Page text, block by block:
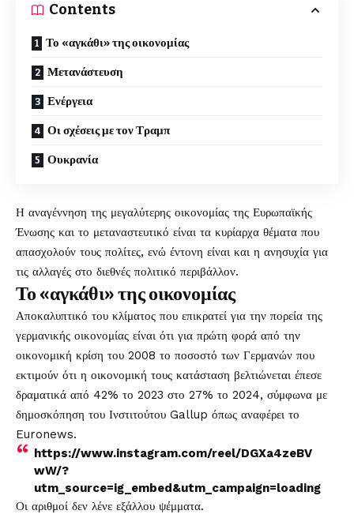
Contents
Το «αγκάθι» της οικονομίας
Μετανάστευση
Ενέργεια
Οι σχέσεις με τον Τραμπ
Ουκρανία
Η αναγέννηση της μεγαλύτερης οικονομίας της Ευρωπαϊκής
Ένωσης και το μεταναστευτικό είναι τα κυρίαρχα θέματα που
απασχολούν τους πολίτες, ενώ έντονη είναι και η ανησυχία για
τις αλλαγές στο διεθνές πολιτικό περιβάλλον.
Το «αγκάθι» της οικονομίας
Αποκαλυπτικό του κλίματος που επικρατεί για την πορεία της
γερμανικής οικονομίας είναι ότι για πρώτη φορά από την
οικονομική κρίση του 2008 το ποσοστό των Γερμανών που
εκτιμούν ότι η οικονομική τους κατάσταση βελτιώνεται έπεσε
δραματικά από 42% το 2023 στο 27% το 2024, σύμφωνα με
δημοσκόπηση του Ινστιτούτου Gallup όπως αναφέρει το
Euronews.
https://www.instagram.com/reel/DGXa4zeBV
wW/?
utm_source=ig_embed&utm_campaign=loading
Οι αριθμοί δεν λένε εξάλλου ψέμματα.